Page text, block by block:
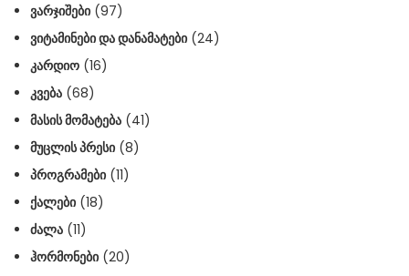
ᲕᲐᲠᲯᲘᲨᲔᲑᲘ (97)
ᲕᲘᲢᲐᲛᲘᲜᲔᲑᲘ ᲓᲐ ᲓᲐᲜᲐᲛᲐᲢᲔᲑᲘ (24)
ᲙᲐᲠᲓᲘᲝ (16)
ᲙᲕᲔᲑᲐ (68)
ᲛᲐᲡᲘᲡ ᲛᲝᲛᲐᲢᲔᲑᲐ (41)
ᲛᲣᲪᲚᲘᲡ ᲞᲠᲔᲡᲘ (8)
ᲞᲠᲝᲒᲠᲐᲛᲔᲑᲘ (11)
ᲥᲐᲚᲔᲑᲘ (18)
ᲫᲐᲚᲐ (11)
ᲰᲝᲠᲛᲝᲜᲔᲑᲘ (20)